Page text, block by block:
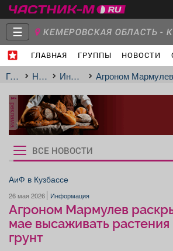
☰ КЕМЕРОВСКАЯ ОБЛАСТЬ -
ГЛАВНАЯ ГРУППЫ НОВОСТИ
Главная
Группы
Объявления Недвижимость
Работа
ГлавнаяНовостиИнформация Агроном Мармулев раскрыл, когда в
реклама
Рукбрики
новостей
ВСЕ НОВОСТИ
АиФ в Кузбассе
26 мая 2026 Информация
Агроном Мармулев
мае высаживать
грунт